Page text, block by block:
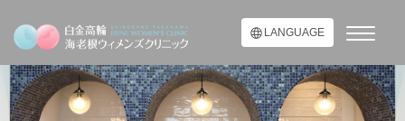
LANGUAGE